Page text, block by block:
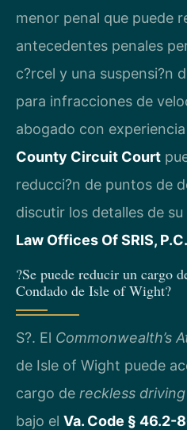
menor penal que puede
antecedentes penales
c?rcel y una suspensi?n
para infracciones de
abogado con
County Circuit Court
reducci?n de puntos de
discutir los detalles de
Law Offices Of SRIS, P.C.
?Se puede reducir un cargo
Condado de Isle of Wight?
S?. El Commonwealth’s
de Isle of Wight puede
cargo de reckless driving
bajo el Va. Code § 46.2-